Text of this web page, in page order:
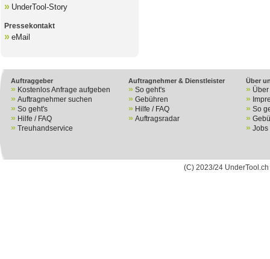
» UnderTool-Story
Pressekontakt
» eMail
Auftraggeber
» Kostenlos Anfrage aufgeben
» Auftragnehmer suchen
» So geht's
» Hilfe / FAQ
» Treuhandservice
Auftragnehmer & Dienstleister
» So geht's
» Gebühren
» Hilfe / FAQ
» Auftragsradar
Über
»
»
» So
»
» Jobs
(C) 2023/24